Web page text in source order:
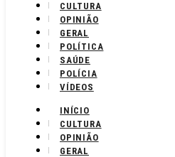
CULTURA
OPINIÃO
GERAL
POLÍTICA
SAÚDE
POLÍCIA
VÍDEOS
INÍCIO
CULTURA
OPINIÃO
GERAL